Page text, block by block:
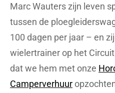
Marc Wauters zijn leven
tussen de
100 dagen per jaar – en
wielertrainer op het
dat we hem met onze
Camperverhuur